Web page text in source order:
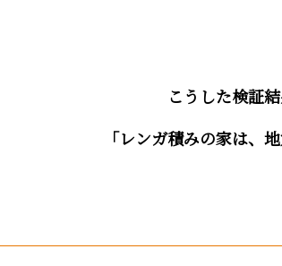
こうした検証
「レンガ積みの家は、